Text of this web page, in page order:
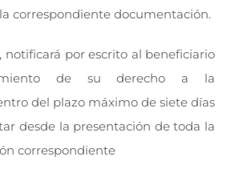
correspondiente documentación.
notificará por escrito al beneficiario
de su derecho a la
del plazo máximo de siete días
desde la presentación de toda la
correspondiente